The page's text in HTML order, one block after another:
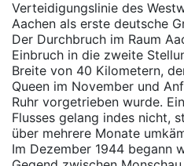
Verteidigungslinie des
Aachen als erste deutsche
Der Durchbruch im Raum
Einbruch in die zweite
Breite von 40 Kilometern,
Queen im November und
Ruhr vorgetrieben wurde.
Flusses gelang indes nicht,
über mehrere Monate
Im Dezember 1944 begann